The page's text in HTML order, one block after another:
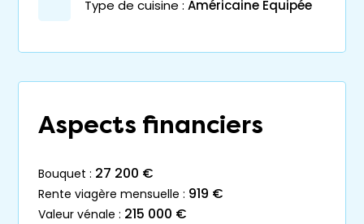
Type de cuisine : Américaine Equipée
Aspects financiers
bouquet : 27 200 €
rente viagère mensuelle : 919 €
valeur vénale : 215 000 €